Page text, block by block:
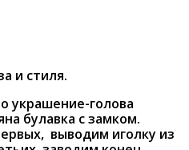
и стиля.
украшение-голова
булавка с замком.
выводим иголку из